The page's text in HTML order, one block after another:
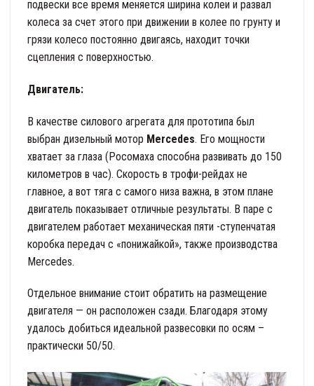
подвески все время меняется ширина колеи и развал
колеса за счет этого при движении в колее по грунту и
грязи колесо постоянно двигаясь, находит точки
сцепления с поверхностью.
Двигатель:
В качестве силового агрегата для прототипа был
выбран дизельный мотор Mercedes. Его мощности
хватает за глаза (Росомаха способна развивать до 150
километров в час). Скорость в трофи-рейдах не
главное, а вот тяга с самого низа важна, в этом плане
двигатель показывает отличные результаты. В паре с
двигателем работает механическая пяти -ступенчатая
коробка передач с «понижайкой», также производства
Mercedes.
Отдельное внимание стоит обратить на размещение
двигателя — он расположен сзади. Благодаря этому
удалось добиться идеальной развесовки по осям –
практически 50/50.